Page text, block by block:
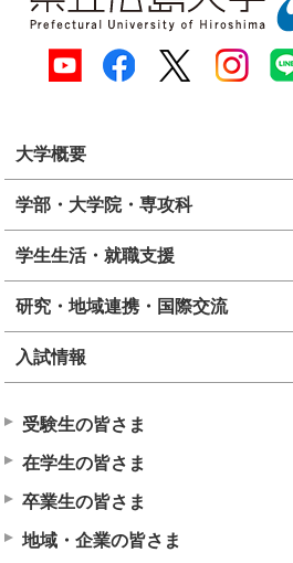
大学概要
学部・大学院・専攻科
学生生活・就職支援
研究・地域連携・国際交流
入試情報
受験生の皆さま
在学生の皆さま
卒業生の皆さま
地域・企業の皆さま